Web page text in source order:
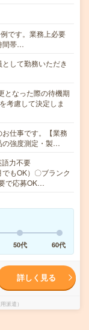
です。業務上必要
間帯…
して勤務いただき
なった際の待機期
考慮して決定しま
仕事です。【業務
の強度測定・製…
語力不要
もOK）〇ブランク
で応募OK…
50代 60代
詳しく見る
派遣）